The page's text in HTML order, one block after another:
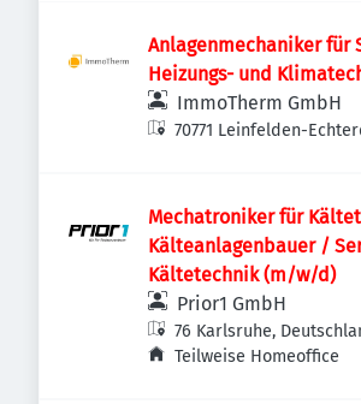
Anlagenmechaniker für
Heizungs- und
ImmoTherm GmbH
70771 Leinfelden-
Mechatroniker für
Kälteanlagenbauer /
Kältetechnik (m/w/d)
Prior1 GmbH
76 Karlsruhe,
Teilweise Homeoffice